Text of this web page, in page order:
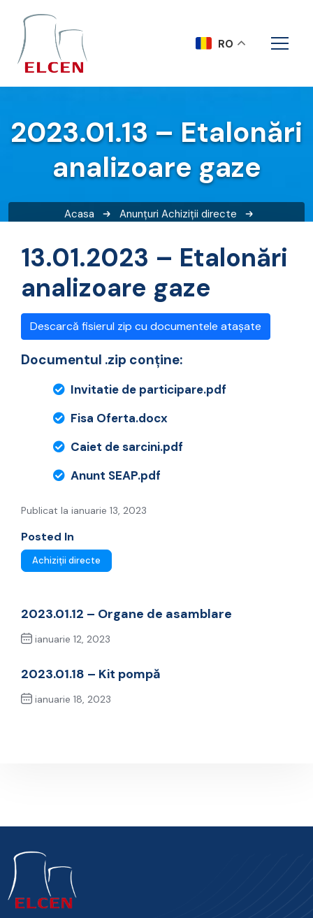
2023.01.13 – Etalonări
analizoare gaze
Acasa Anunțuri Achiziții directe
13.01.2023 – Etalonări
analizoare gaze
Descarcă fisierul zip cu documentele atașate
Documentul .zip conține:
Invitatie de participare.pdf
Fisa Oferta.docx
Caiet de sarcini.pdf
Anunt SEAP.pdf
Publicat la ianuarie 13, 2023
Posted In
Achiziții directe
2023.01.12 – Organe de asamblare
ianuarie 12, 2023
2023.01.18 – Kit pompă
ianuarie 18, 2023
RO